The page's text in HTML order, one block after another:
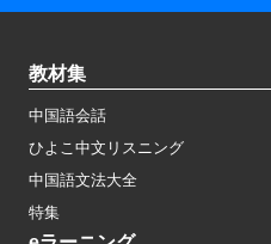
教材集
中国語会話
ひよこ中文リスニング
中国語文法大全
特集